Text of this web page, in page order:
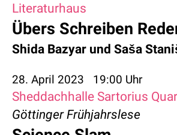
Literaturhaus
Übers Schreiben
Shida Bazyar und Saša
28. April 2023 19:00 Uhr
Sheddachhalle Sartorius
Göttinger Frühjahrslese